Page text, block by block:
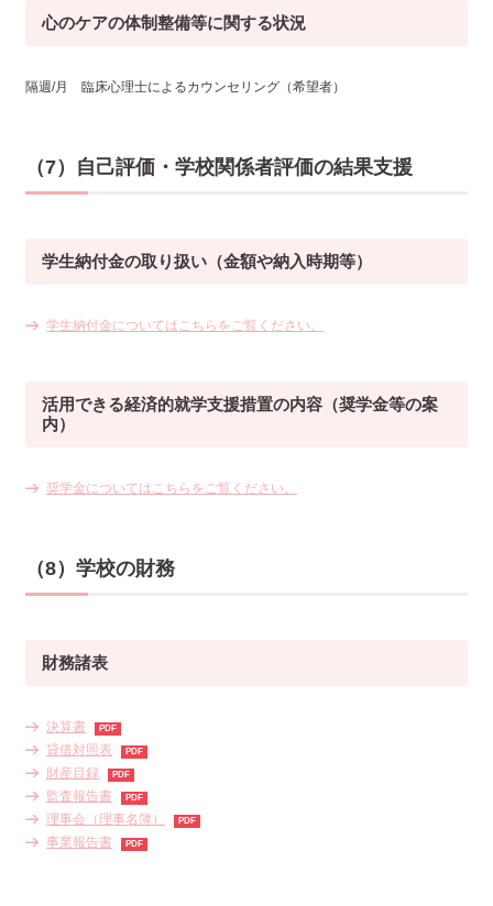
心のケアの体制整備等に関する状況
隔週/月 臨床心理士によるカウンセリング（希望者）
（7）自己評価・学校関係者評価の結果支援
学生納付金の取り扱い（金額や納入時期等）
学生納付金についてはこちらをご覧ください。
活用できる経済的就学支援措置の内容（奨学金等の案
内）
奨学金についてはこちらをご覧ください。
（8）学校の財務
財務諸表
決算書
貸借対照表
財産目録
監査報告書
理事会（理事名簿）
事業報告書